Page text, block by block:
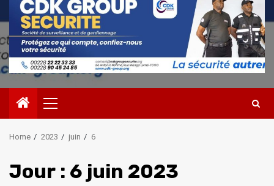
Primary
Menu
Home 2023 juin 6
Jour : 6 juin 2023